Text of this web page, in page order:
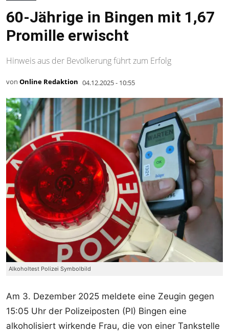
60-Jährige in Bingen mit 1,67
Promille erwischt
Hinweis aus der Bevölkerung führt zum Erfolg
von Online Redaktion 04.12.2025 - 10:55
Alkoholtest Polizei Symbolbild
Am 3. Dezember 2025 meldete eine Zeugin gegen
15:05 Uhr der Polizeiposten (PI) Bingen eine
alkoholisiert wirkende Frau, die von einer Tankstelle